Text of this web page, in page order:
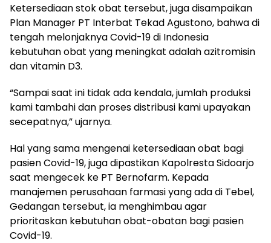
Ketersediaan stok obat tersebut, juga disampaikan
Plan Manager PT Interbat Tekad Agustono, bahwa di
tengah melonjaknya Covid-19 di Indonesia
kebutuhan obat yang meningkat adalah azitromisin
dan vitamin D3.
“Sampai saat ini tidak ada kendala, jumlah produksi
kami tambahi dan proses distribusi kami upayakan
secepatnya,” ujarnya.
Hal yang sama mengenai ketersediaan obat bagi
pasien Covid-19, juga dipastikan Kapolresta Sidoarjo
saat mengecek ke PT Bernofarm. Kepada
manajemen perusahaan farmasi yang ada di Tebel,
Gedangan tersebut, ia menghimbau agar
prioritaskan kebutuhan obat-obatan bagi pasien
Covid-19.